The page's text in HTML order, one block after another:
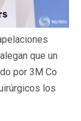
que un
por 3M Co
los